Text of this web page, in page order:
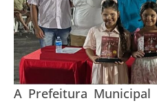
A Prefeitura